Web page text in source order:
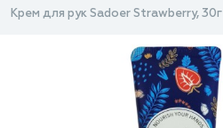
Крем для рук Sadoer Strawberry, 30г